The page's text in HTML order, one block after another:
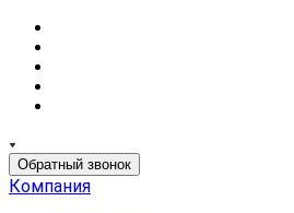
Обратный звонок
Компания